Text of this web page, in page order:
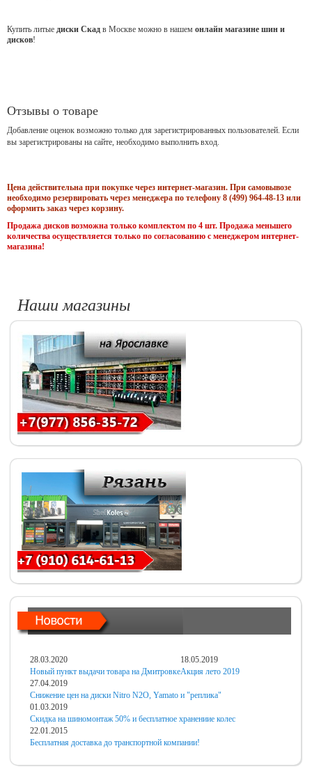
Купить литые диски Скад в Москве можно в нашем онлайн магазине шин и
дисков!
Отзывы о товаре
Добавление оценок возможно только для зарегистрированных пользователей. Если
вы зарегистрированы на сайте, необходимо выполнить вход.
Цена действительна при покупке через интернет-магазин. При самовывозе
необходимо резервировать через менеджера по телефону 8 (499) 964-48-13 или
оформить заказ через корзину.
Продажа дисков возможна только комплектом по 4 шт. Продажа меньшего
количества осуществляется только по согласованию с менеджером интернет-
магазина!
Наши магазины
28.03.2020
Новый пункт выдачи товара на Дмитровке
18.05.2019
Акция лето 2019
27.04.2019
Снижение цен на диски Nitro N2O, Yamato и "реплика"
01.03.2019
Скидка на шиномонтаж 50% и бесплатное хранениие колес
22.01.2015
Бесплатная доставка до транспортной компании!